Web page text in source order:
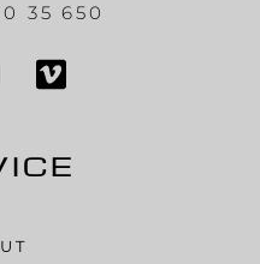
35 650